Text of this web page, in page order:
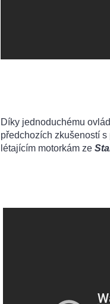
Díky jednoduchému
předchozích zkušeností
létajícím motorkám ze